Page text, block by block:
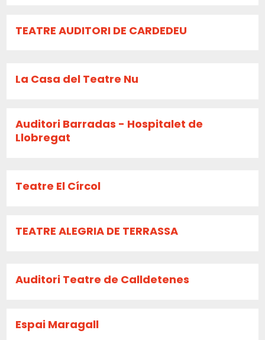
TEATRE AUDITORI DE CARDEDEU
La Casa del Teatre Nu
Auditori Barradas - Hospitalet de
Llobregat
Teatre El Círcol
TEATRE ALEGRIA DE TERRASSA
Auditori Teatre de Calldetenes
Espai Maragall